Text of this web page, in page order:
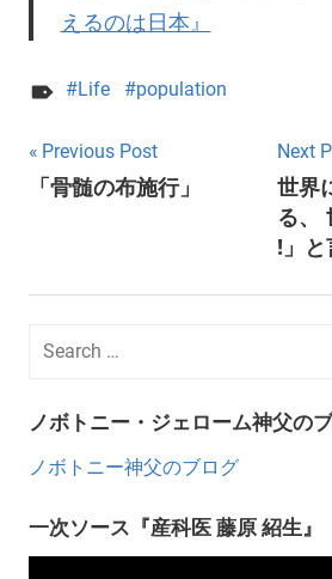
えるのは日本』
Life population
Post
navigation
Previous Post
「骨髄の布施行」
Next
世界
る、
!」
ノボトニー・ジェローム神父の
ノボトニー神父のブログ
一次ソース『産科医 藤原 紹生』